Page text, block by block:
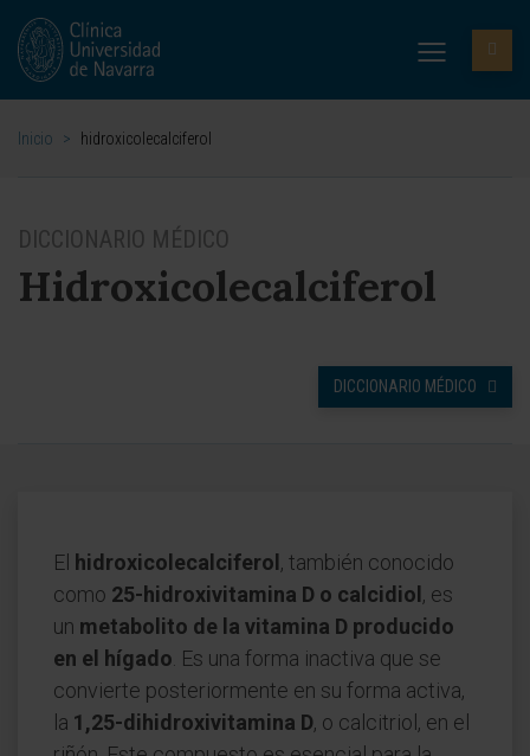
Inicio > hidroxicolecalciferol
DICCIONARIO MÉDICO
Hidroxicolecalciferol
DICCIONARIO MÉDICO
El hidroxicolecalciferol , también conocido
como 25-hidroxivitamina D o calcidiol , es
un metabolito de la vitamina D producido
en el hígado . Es una forma inactiva que se
convierte posteriormente en su forma activa,
la 1,25-dihidroxivitamina D, o calcitriol, en el